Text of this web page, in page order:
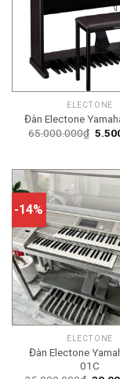
ELECTONE
Đàn Electone
65.000.000₫ Giá
-14%
ELECTONE
Đàn Electone
01C